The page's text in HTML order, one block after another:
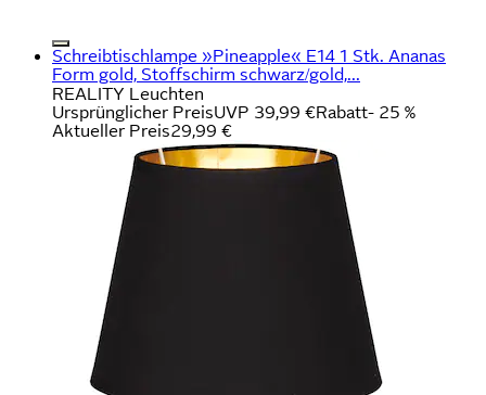
Schreibtischlampe »Pineapple« E14 1 Stk. Ananas
Form gold, Stoffschirm schwarz/gold,...
REALITY Leuchten
Ursprünglicher PreisUVP 39,99 €Rabatt- 25 %
Aktueller Preis29,99 €